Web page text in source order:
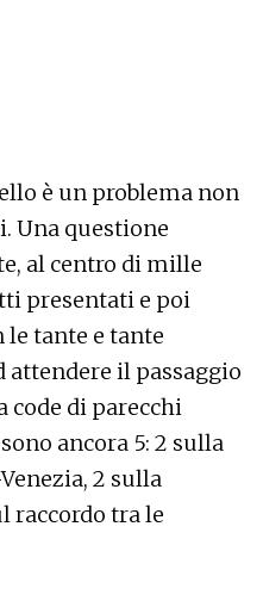
è un problema non
Una questione
al centro di mille
presentati e poi
le tante e tante
attendere il passaggio
code di parecchi
ancora 5: 2 sulla
2 sulla
raccordo tra le